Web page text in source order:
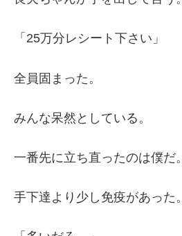
「25万分レシート下さい」
全員固まった。
みんな呆然としている。
一番先に立ち直ったのは僕だ。
手下達より少し免疫があった。